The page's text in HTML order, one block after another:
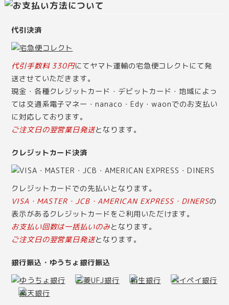
代引決済
代引手数料 330円にてヤマト運輸の宅急便コレクトにて発
送させていただきます。
現金・各種クレジットカード・デビットカード・地域によっ
ては交通系電子マネー・nanaco・Edy・waonでのお支払い
に対応しております。
ご注文日の翌営業日発送となります。
クレジットカード決済
クレジットカードでの先払いとなります。
VISA・MASTER・JCB・AMERICAN EXPRESS・DINERSの
表示があるクレジットカードをご利用いただけます。
お支払い回数は一括払いのみとなります。
ご注文日の翌営業日発送となります。
銀行振込・ゆうちょ銀行振込